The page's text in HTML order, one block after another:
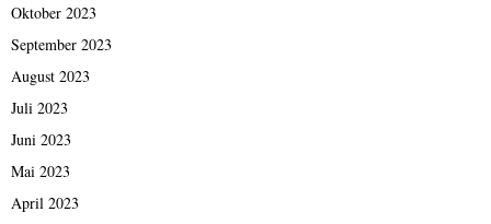
Oktober 2023
September 2023
August 2023
Juli 2023
Juni 2023
Mai 2023
April 2023